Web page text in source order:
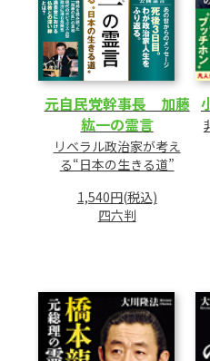
元自民党幹事長 加藤
紘一の霊言
リベラル政治家が考え
る“日本の生きる道”
1,540円(税込)
四六判